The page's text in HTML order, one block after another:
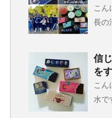
こん
長の
信
を
こん
水で